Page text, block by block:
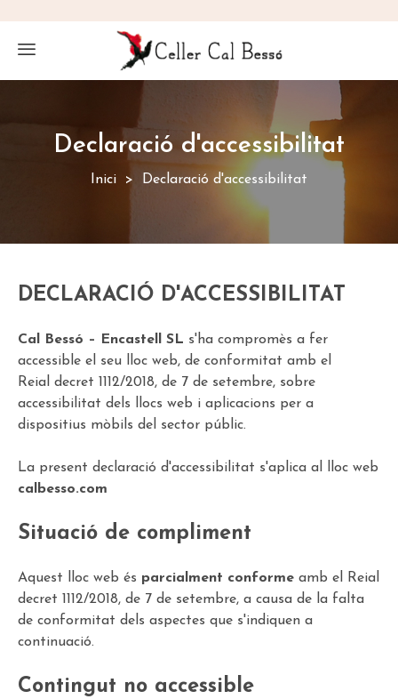
Declaració d'accessibilitat
Inici Declaració d'accessibilitat
DECLARACIÓ D'ACCESSIBILITAT
Cal Bessó – Encastell SL s'ha compromès a fer
accessible el seu lloc web, de conformitat amb el
Reial decret 1112/2018, de 7 de setembre, sobre
accessibilitat dels llocs web i aplicacions per a
dispositius mòbils del sector públic.
La present declaració d'accessibilitat s'aplica al lloc web
calbesso.com
Situació de compliment
Aquest lloc web és parcialment conforme amb el Reial
decret 1112/2018, de 7 de setembre, a causa de la falta
de conformitat dels aspectes que s'indiquen a
continuació.
Contingut no accessible